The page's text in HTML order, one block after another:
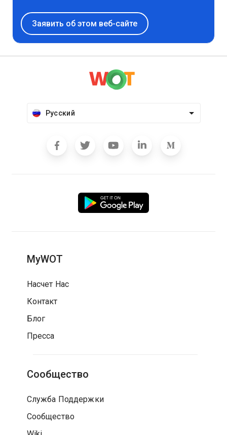
Заявить об этом веб-сайте
Русский
MyWOT
Насчет Нас
Контакт
Блог
Пресса
Сообщество
Служба Поддержки
Сообщество